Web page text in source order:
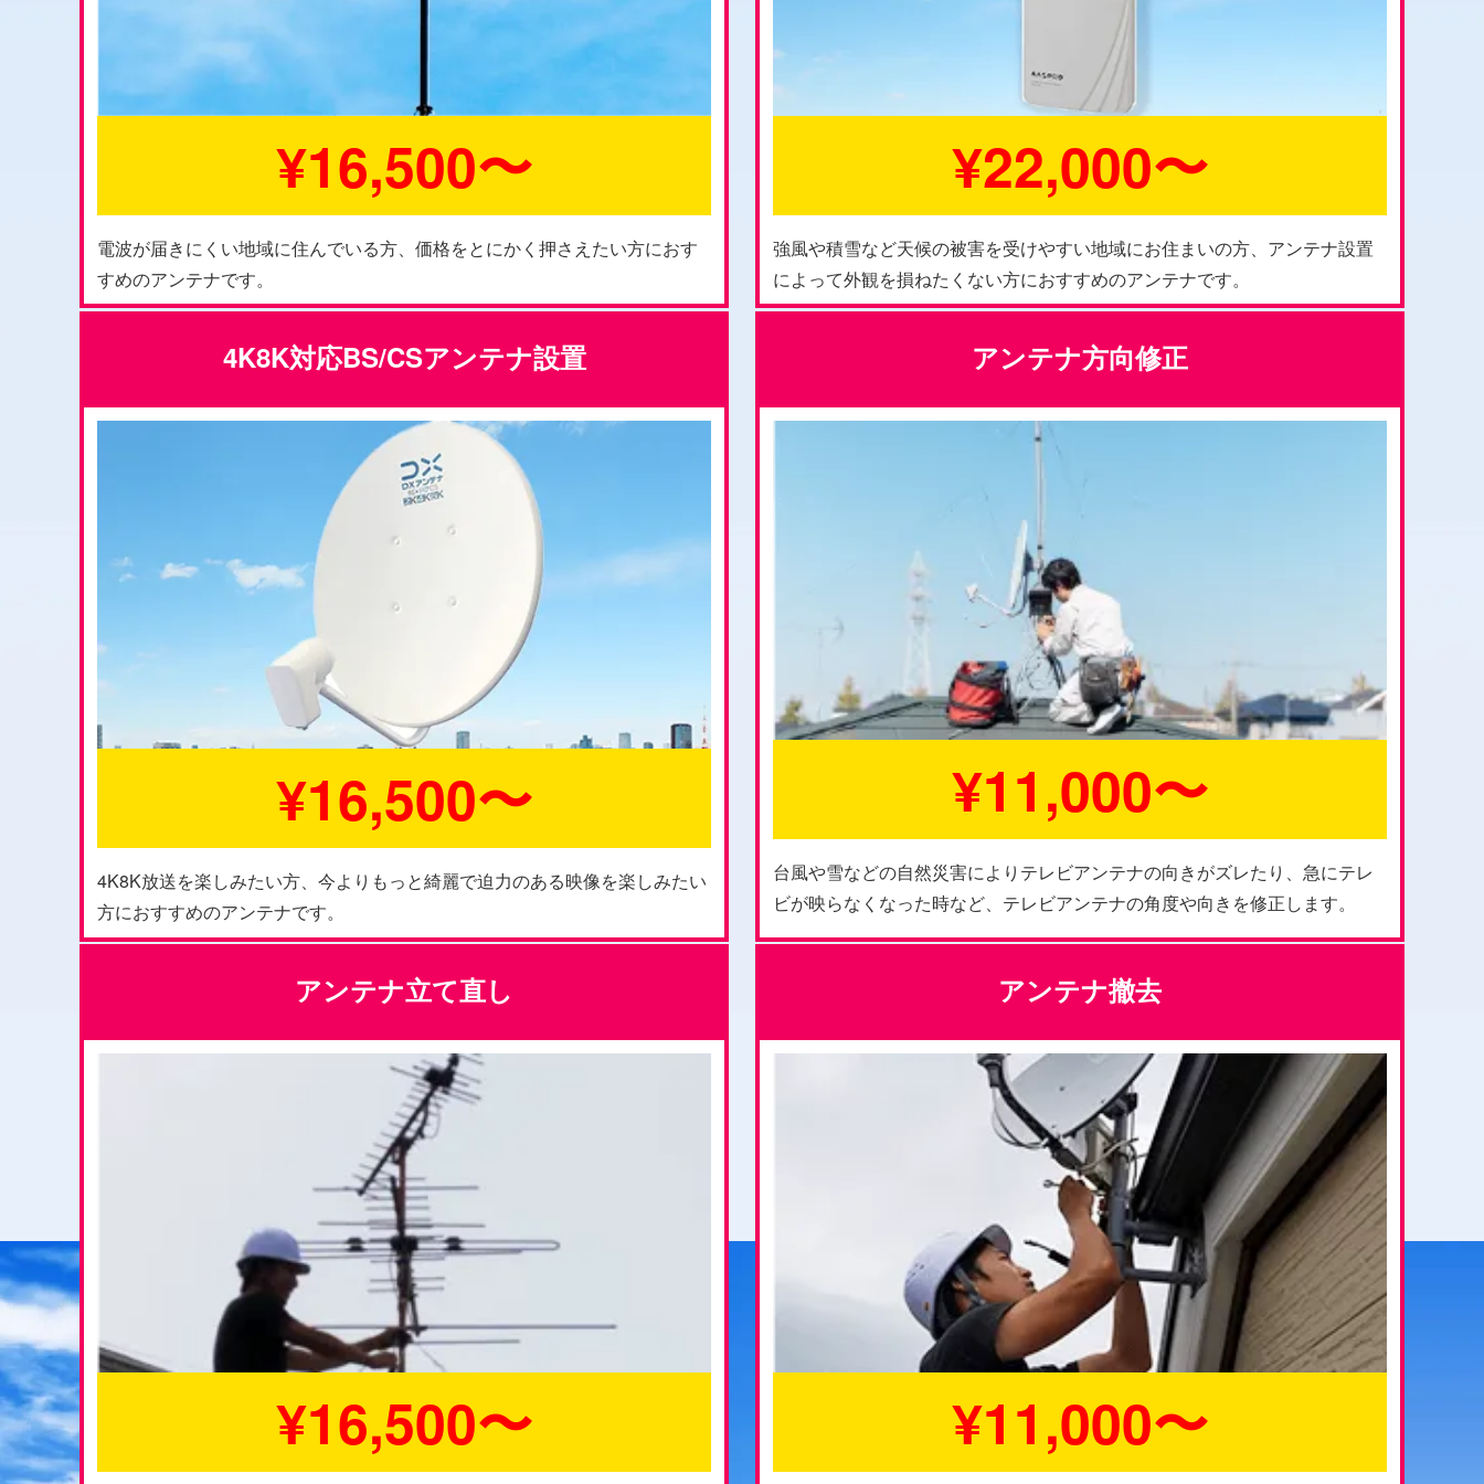
¥16,500〜
電波が届きにくい地域に住んでいる方、価格をとにかく押さえたい方におす
すめのアンテナです。
¥22,000〜
強風や積雪など天候の被害を受けやすい地域にお住まいの方、アンテナ設置
によって外観を損ねたくない方におすすめのアンテナです。
4K8K対応BS/CSアンテナ設置
¥16,500〜
4K8K放送を楽しみたい方、今よりもっと綺麗で迫力のある映像を楽しみたい
方におすすめのアンテナです。
アンテナ方向修正
¥11,000〜
台風や雪などの自然災害によりテレビアンテナの向きがズレたり、急にテレ
ビが映らなくなった時など、テレビアンテナの角度や向きを修正します。
アンテナ立て直し
¥16,500〜
アンテナ撤去
¥11,000〜